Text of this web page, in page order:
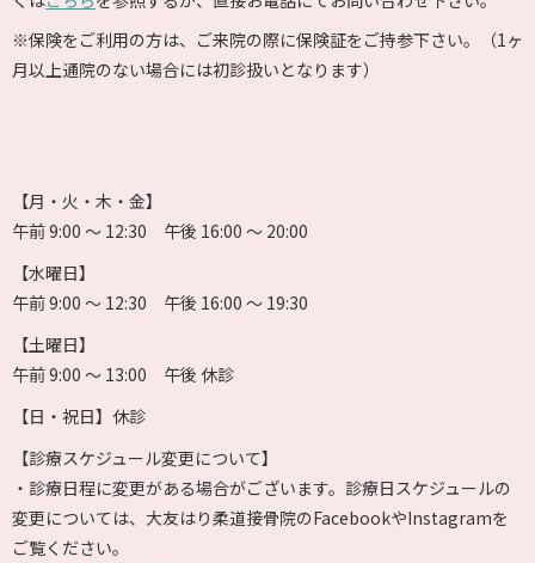
※保険をご利用の方は、ご来院の際に保険証をご持参下さい。（1ヶ
月以上通院のない場合には初診扱いとなります）
【月・火・木・金】
午前 9:00 〜 12:30 午後 16:00 〜 20:00
【水曜日】
午前 9:00 〜 12:30 午後 16:00 〜 19:30
【土曜日】
午前 9:00 〜 13:00 午後 休診
【日・祝日】休診
【診療スケジュール変更について】
・診療日程に変更がある場合がございます。診療日スケジュールの
変更については、大友はり柔道接骨院のFacebookやInstagramを
ご覧ください。